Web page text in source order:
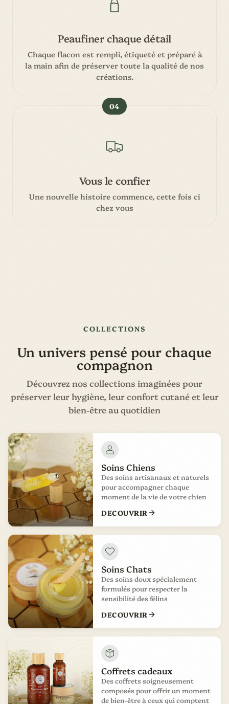
Peaufiner chaque détail
Chaque flacon est rempli, étiqueté et préparé à
la main afin de préserver toute la qualité de nos
créations.
04
Vous le confier
Une nouvelle histoire commence, cette fois ci
chez vous
COLLECTIONS
Un univers pensé pour chaque
compagnon
Découvrez nos collections imaginées pour
préserver leur hygiène, leur confort cutané et leur
bien-être au quotidien
Soins Chiens
Des soins artisanaux et naturels
pour accompagner chaque
moment de la vie de votre chien
DECOUVRIR
Soins Chats
Des soins doux spécialement
formulés pour respecter la
sensibilité des félins
DECOUVRIR
Coffrets cadeaux
Des coffrets soigneusement
composés pour offrir un moment
de bien-être à ceux qui comptent